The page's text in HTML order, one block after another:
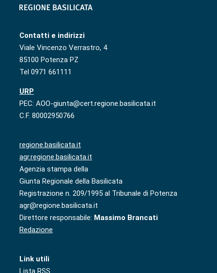
Contatti e indirizzi
Viale Vincenzo Verrastro, 4
85100 Potenza PZ
Tel 0971 661111
URP
PEC: AOO-giunta@cert.regione.basilicata.it
C.F. 80002950766
regione.basilicata.it
agr.regione.basilicata.it
Agenzia stampa della
Giunta Regionale della Basilicata
Registrazione n. 209/1995 al Tribunale di Potenza
agr@regione.basilicata.it
Direttore responsabile: Massimo Brancati
Redazione
Link utili
Lista RSS